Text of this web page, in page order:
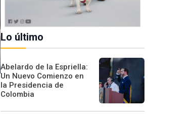
Lo último
Abelardo de la Espriella:
Un Nuevo Comienzo en
la Presidencia de
Colombia